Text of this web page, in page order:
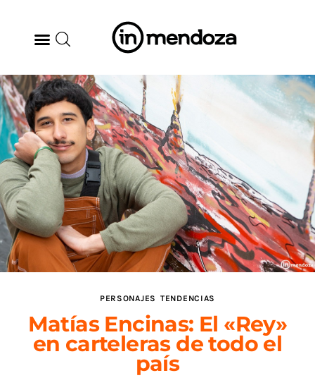
BODEGAS
GASTRONOMÍA
ARTE & CULTURA
MÚSICA
DÓNDE IR
TENDENCIAS
AGENDA
PERSONAJES TENDENCIAS
Matías Encinas: El «Rey»
en carteleras de todo el
país